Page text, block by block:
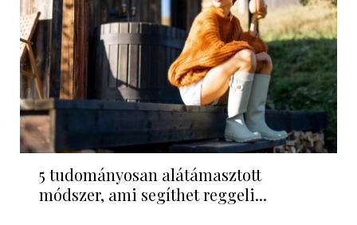
5 tudományosan alátámasztott
módszer, ami segíthet reggeli...